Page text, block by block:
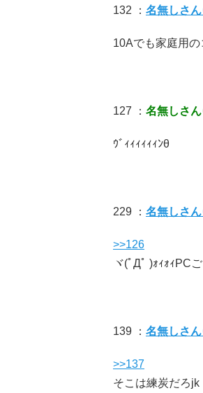
132 ： 名無しさん
10Aでも家庭用
127 ： 名無しさん
ｳﾞｨｨｨｨｨｨﾝθ
229 ： 名無しさん
>>126
ヾ(ﾟДﾟ )ｫｨｫｨPC
139 ： 名無しさん
>>137
そこは練炭だろjk